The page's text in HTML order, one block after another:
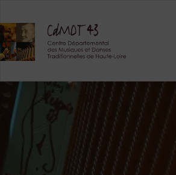
content